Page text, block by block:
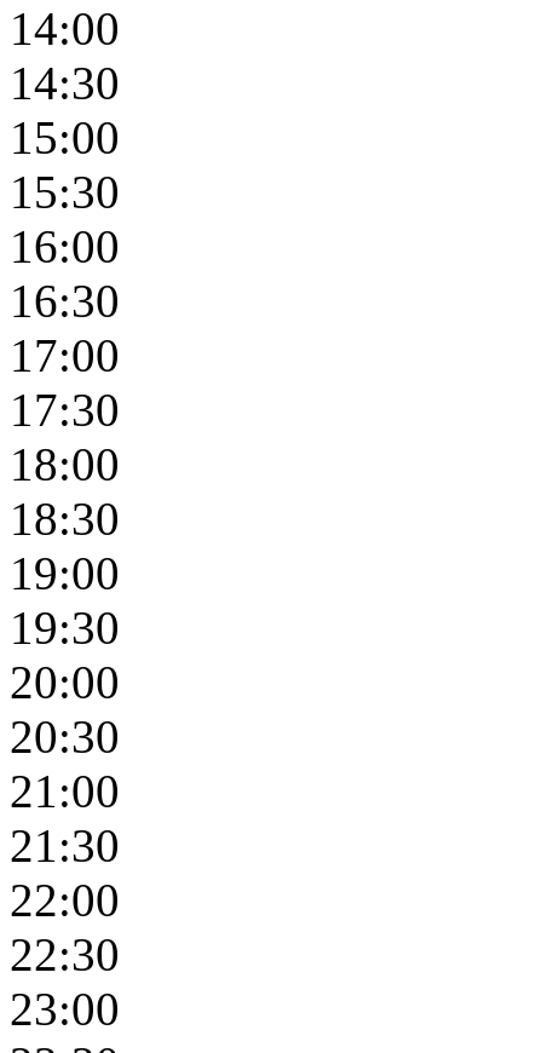
14:00
14:30
15:00
15:30
16:00
16:30
17:00
17:30
18:00
18:30
19:00
19:30
20:00
20:30
21:00
21:30
22:00
22:30
23:00